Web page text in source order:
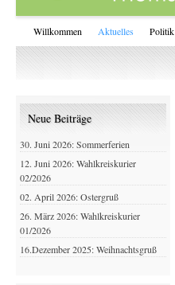
Willkommen Aktuelles Politik
Neue Beiträge
30. Juni 2026: Sommerferien
12. Juni 2026: Wahlkreiskurier
02/2026
02. April 2026: Ostergruß
26. März 2026: Wahlkreiskurier
01/2026
16.Dezember 2025: Weihnachtsgruß